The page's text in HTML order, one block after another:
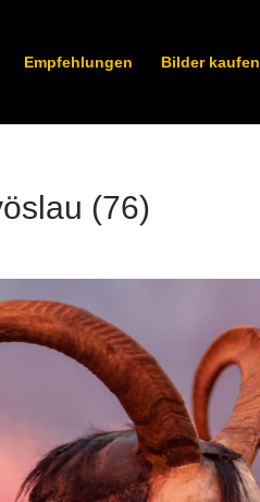
Empfehlungen Bilder kaufen
(76)